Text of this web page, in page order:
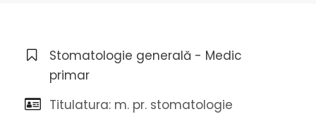
Stomatologie generală - Medic
primar
Titulatura: m. pr. stomatologie